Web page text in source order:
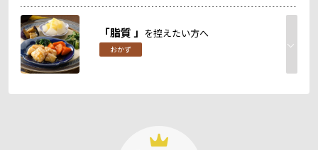
「脂質 」 を控えたい方へ
おかず